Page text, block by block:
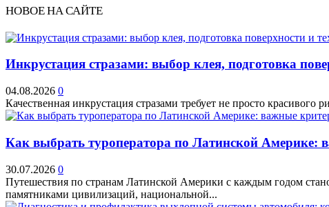
НОВОЕ НА САЙТЕ
Инкрустация стразами: выбор клея, подготовка
04.08.2026 0
Качественная инкрустация стразами требует не просто
Как выбрать туроператора по Латинской Америке:
30.07.2026 0
Путешествия по странам Латинской Америки с каждым годом
памятниками цивилизаций, национальной...